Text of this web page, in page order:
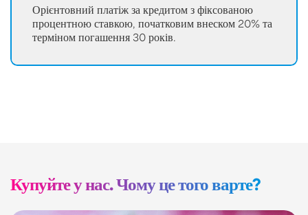
Орієнтовний платіж за кредитом з фіксованою
процентною ставкою, початковим внеском 20% та
терміном погашення 30 років.
Купуйте у нас. Чому це того варте?